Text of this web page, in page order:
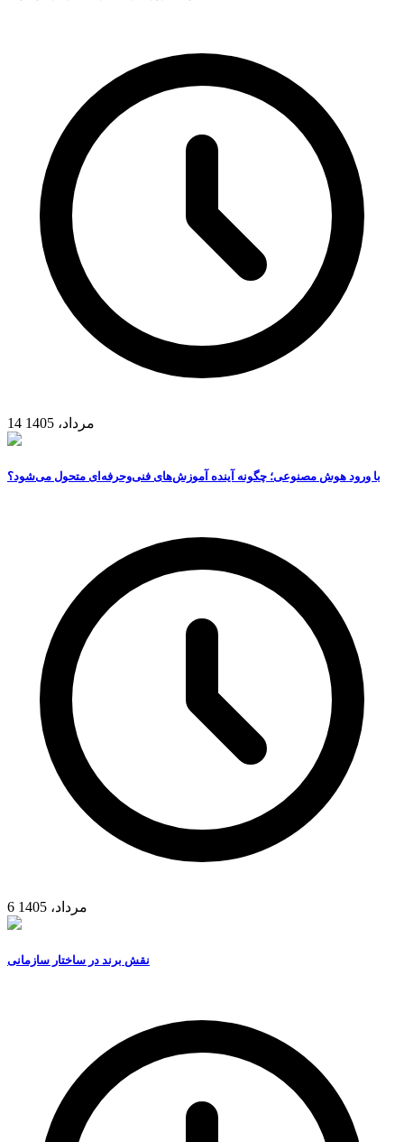
14 مرداد، 1405
با ورود هوش مصنوعی؛ چگونه آینده آموزش‌های فنی‌وحرفه‌ای متحول می‌شود؟
6 مرداد، 1405
نقش برند در ساختار سازمانی